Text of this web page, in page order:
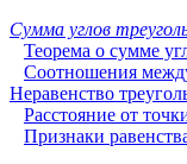
Сумма углов
Теорема о сумме
Соотношения
Неравенство
Расстояние от
Признаки